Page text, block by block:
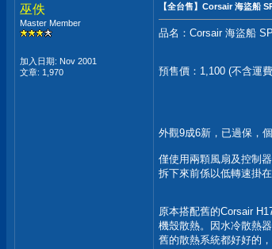
巫佚
Master Member
加入日期: Nov 2001
文章: 1,970
【全台售】Corsair 海盜船
品名：Corsair 海盜船
預售價：1,100 (不含運
外觀9成6新，已過保，
僅使用兩顆風扇及控制
拆下來前係以低轉速掛
原本搭配舊的Corsair
機殼散熱。因水冷散熱
舊的散熱系統都好好的